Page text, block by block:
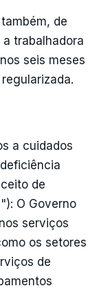
de
trabalhadora
seis meses
a cuidados
de
O Governo
serviços
os setores
de